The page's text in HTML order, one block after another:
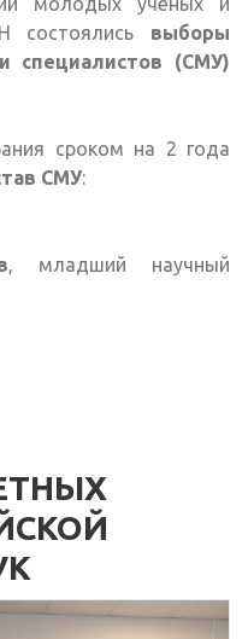
состоялись выборы
специалистов (СМУ)
сроком на 2 года
СМУ:
, младший научный